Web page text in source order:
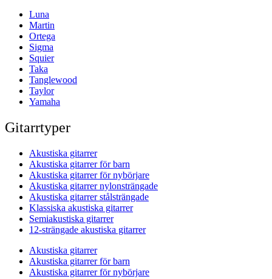
Luna
Martin
Ortega
Sigma
Squier
Taka
Tanglewood
Taylor
Yamaha
Gitarrtyper
Akustiska gitarrer
Akustiska gitarrer för barn
Akustiska gitarrer för nybörjare
Akustiska gitarrer nylonsträngade
Akustiska gitarrer stålsträngade
Klassiska akustiska gitarrer
Semiakustiska gitarrer
12-strängade akustiska gitarrer
Akustiska gitarrer
Akustiska gitarrer för barn
Akustiska gitarrer för nybörjare